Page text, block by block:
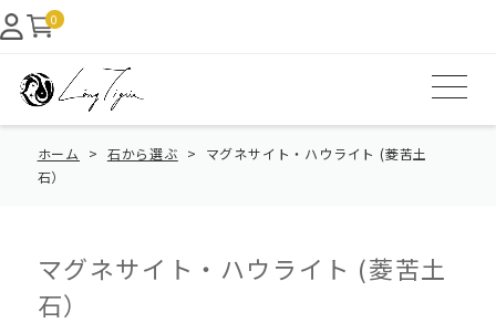
0
ホーム 石から選ぶ
マグネサイト・ハウライト (菱苦土
石）
マグネサイト・ハウライト (菱苦土
石）